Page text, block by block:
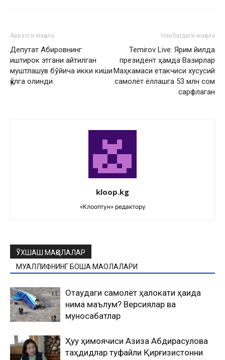
Аввалги мақола
Депутат Абировнинг
иштирок этгани айтилган
муштлашув бўйича икки киши
қўлга олинди
Навбатдаги мақола
Temirov Live: Ярим йилда
президент ҳамда Вазирлар
Маҳкамаси етакчиси хусусий
самолёт ёллашга 53 млн сом
сарфлаган
kloop.kg
«Клооптун» редактору
ЎХШАШ МАҚОЛАЛАР
МУАЛЛИФНИНГ БОШҚА МАҚОЛАЛАРИ
Оқтаудаги самолёт ҳалокати ҳақида
нима маълум? Версиялар ва
муносабатлар
Ҳуқуқ ҳимоячиси Азиза Абдирасулова
таҳдидлар туфайли Қирғизистонни